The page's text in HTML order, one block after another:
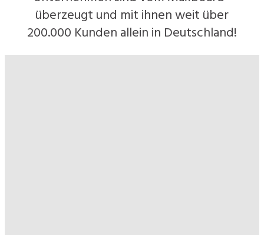
überzeugt und mit ihnen weit über
200.000 Kunden allein in Deutschland!